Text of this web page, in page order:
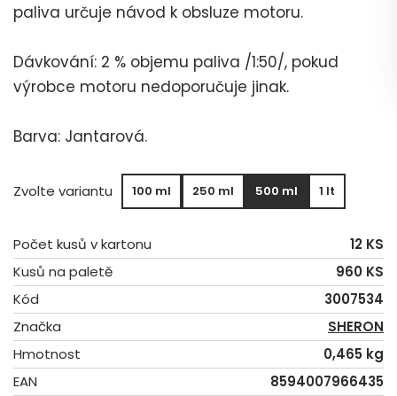
paliva určuje návod k obsluze motoru.
Dávkování: 2 % objemu paliva /1:50/, pokud
výrobce motoru nedoporučuje jinak.
Barva: Jantarová.
Zvolte variantu 100 ml 250 ml 500 ml 1 lt
Počet kusů v kartonu
12 KS
Kusů na paletě
960 KS
Kód
3007534
Značka
SHERON
Hmotnost
0,465 kg
EAN
8594007966435